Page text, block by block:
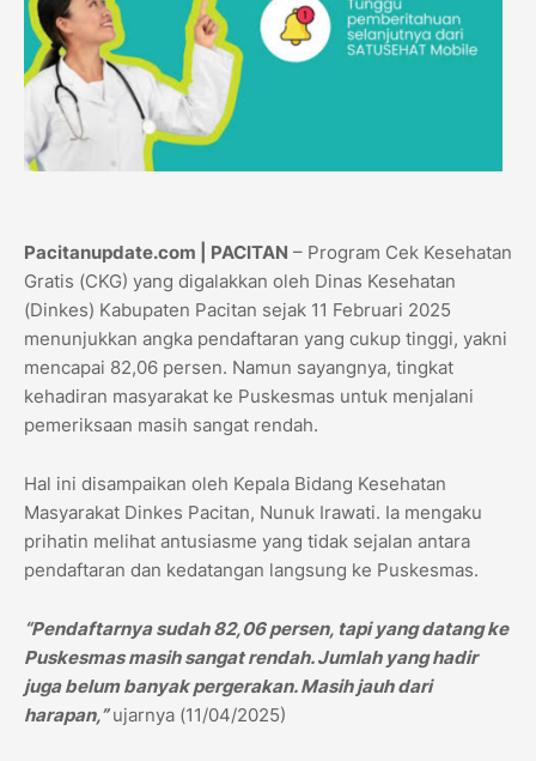
Pacitanupdate.com | PACITAN – Program Cek Kesehatan
Gratis (CKG) yang digalakkan oleh Dinas Kesehatan
(Dinkes) Kabupaten Pacitan sejak 11 Februari 2025
menunjukkan angka pendaftaran yang cukup tinggi, yakni
mencapai 82,06 persen. Namun sayangnya, tingkat
kehadiran masyarakat ke Puskesmas untuk menjalani
pemeriksaan masih sangat rendah.
Hal ini disampaikan oleh Kepala Bidang Kesehatan
Masyarakat Dinkes Pacitan, Nunuk Irawati. Ia mengaku
prihatin melihat antusiasme yang tidak sejalan antara
pendaftaran dan kedatangan langsung ke Puskesmas.
“Pendaftarnya sudah 82,06 persen, tapi yang datang ke
Puskesmas masih sangat rendah. Jumlah yang hadir
juga belum banyak pergerakan. Masih jauh dari
harapan,”ujarnya (11/04/2025)